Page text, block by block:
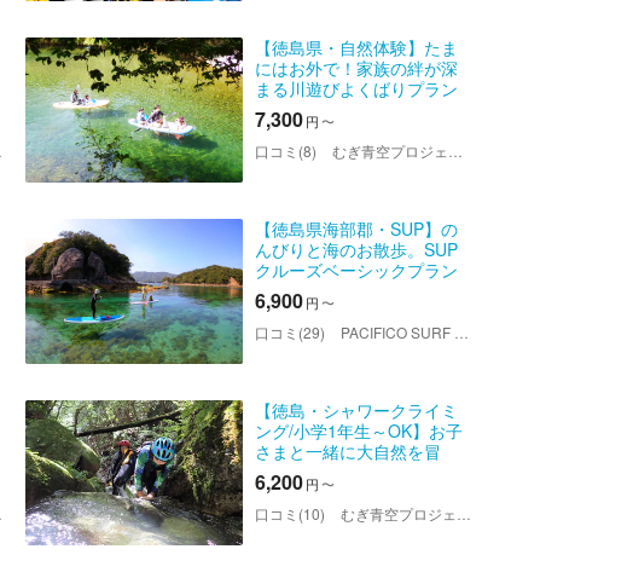
【徳島県・自然体験】たま
にはお外で！家族の絆が深
まる川遊びよくばりプラン
7,300円 〜
口コミ(8) むぎ青空プロジェクト
【徳島県海部郡・SUP】の
んびりと海のお散歩。SUP
クルーズベーシックプラン
6,900円 〜
口コミ(29) PACIFICO SURF HOUSE（パシフィコサーフハウス）
【徳島・シャワークライミ
ング/小学1年生～OK】お子
さまと一緒に大自然を冒
険！ファミリーコース
6,200円 〜
口コミ(10) むぎ青空プロジェクト